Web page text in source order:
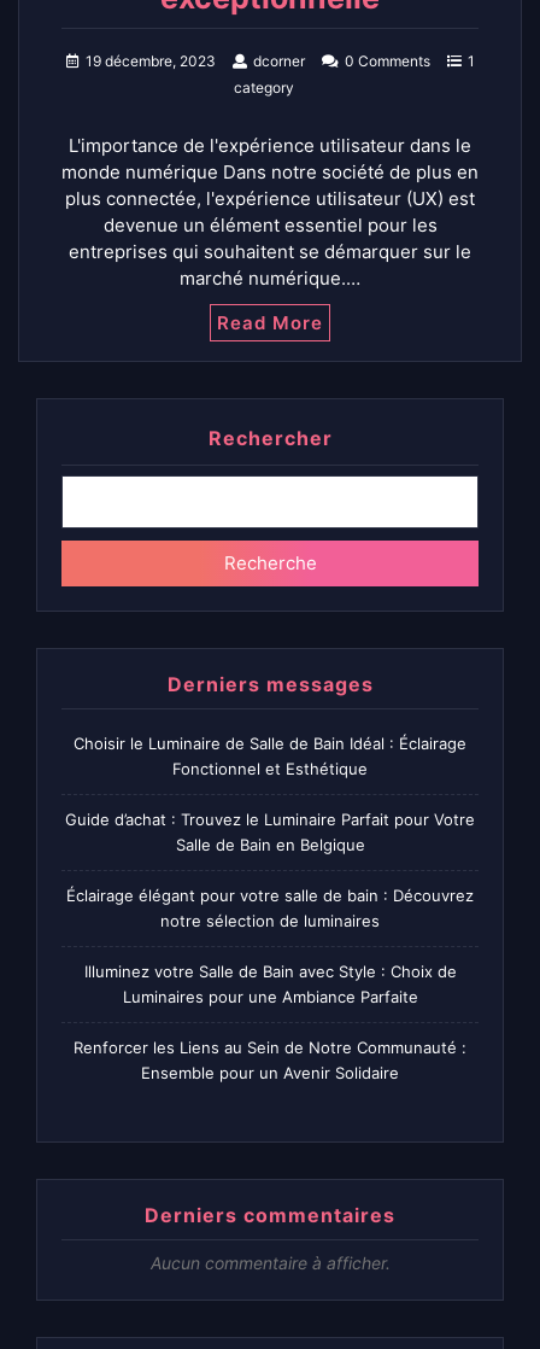
19 décembre, 2023 dcorner 0 Comments
1
category
L'importance de l'expérience utilisateur dans le
monde numérique Dans notre société de plus en
plus connectée, l'expérience utilisateur (UX) est
devenue un élément essentiel pour les
entreprises qui souhaitent se démarquer sur le
marché numérique.…
Read More
Rechercher
Recherche
Derniers messages
Choisir le Luminaire de Salle de Bain Idéal : Éclairage
Fonctionnel et Esthétique
Guide d’achat : Trouvez le Luminaire Parfait pour Votre
Salle de Bain en Belgique
Éclairage élégant pour votre salle de bain : Découvrez
notre sélection de luminaires
Illuminez votre Salle de Bain avec Style : Choix de
Luminaires pour une Ambiance Parfaite
Renforcer les Liens au Sein de Notre Communauté :
Ensemble pour un Avenir Solidaire
Derniers commentaires
Aucun commentaire à afficher.